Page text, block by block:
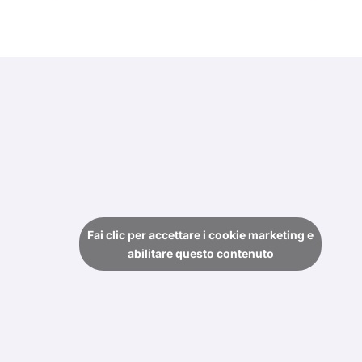
Fai clic per accettare i cookie marketing e
abilitare questo contenuto